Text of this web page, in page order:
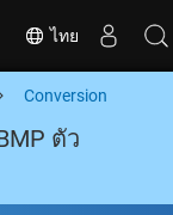
ไทย
Conversion
ตัว